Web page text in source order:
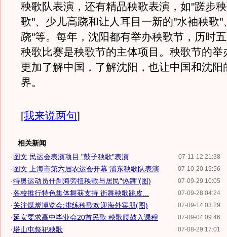
秧歌队表演，还有精品秧歌表演，如"蹉步
歌"、少儿高跷和让人耳目一新的"水袖秧歌"
跷"等。每年，沈阳都有举办秧歌节，历时
秧歌比赛是秧歌节的主体项目。秧歌节的举
更加了解中国，了解沈阳，也让中国和沈阳
界。
[我来说两句]
相关新闻
07-11-12 21:38
·图文:民运会表演项目 "鼓子秧歌"表演
07-10-20 19:56
·图文:上海市第六届农运会开幕 浦东秧歌队表演
07-09-29 10:05
·特奥运动员什刹海旁扭秧歌与居民"热舞"(图)
07-09-28 04:24
·各校推行特色集体舞获支持 街舞秧歌跳皮...
07-09-14 03:29
·关注煤炭博览会:排练秧歌欢迎海外宾朋(图)
07-09-04 09:46
·延安要求高中毕业会20首民歌 秧歌腰鼓入课程
07-08-29 17:01
·塔山屯祭祀秧歌